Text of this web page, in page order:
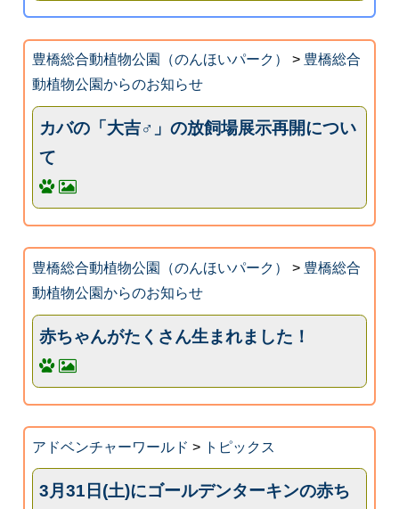
豊橋総合動植物公園（のんほいパーク） > 豊橋総合
動植物公園からのお知らせ
カバの「大吉♂」の放飼場展示再開につい
て
豊橋総合動植物公園（のんほいパーク） > 豊橋総合
動植物公園からのお知らせ
赤ちゃんがたくさん生まれました！
アドベンチャーワールド > トピックス
3月31日(土)にゴールデンターキンの赤ち